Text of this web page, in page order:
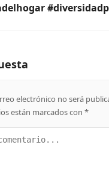
electrónico no será
están marcados con *